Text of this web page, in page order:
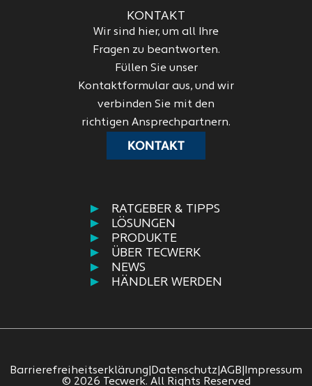
RATGEBER & TIPPS
LÖSUNGEN
PRODUKTE
ÜBER TECWERK
NEWS
HÄNDLER WERDEN
KONTAKT
Wir sind hier, um all Ihre
Fragen zu beantworten.
Füllen Sie unser
Kontaktformular aus, und wir
verbinden Sie mit den
richtigen Ansprechpartnern.
KONTAKT
Barrierefreiheitserklärung Datenschutz AGB
Impressum
© 2026 Tecwerk. All Rights Reserved